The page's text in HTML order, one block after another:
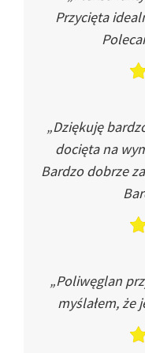
Przycięta
„Dziękuję
docięta na
Bardzo dobrze
„Poliwęglan
myślałem, że